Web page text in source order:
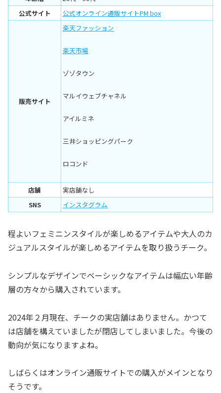
公式サイト
公式オンライン通販サイトPM box
販売サイト
楽天ファッション
楽天市場
ゾゾタウン
マルイウェブチャネル
アイルミネ
三井ショッピングパーク
ロコンド
店舗
実店舗なし
SNS
インスタグラム
程よいフェミニンスタイルが楽しめるアイテムや大人のカ
ジュアルスタイルが楽しめるアイテムを取り扱うチーク。
シンプルなデザインでベーシックなアイテムは幅広い年齢
層の方々から購入されています。
2024年２月現在、チークの実店舗はありません。かつて
は店舗を構えていましたが閉店してしまいました。今後の
動向が気になりますよね。
しばらくはオンライン通販サイトでの購入がメインとなり
そうです。